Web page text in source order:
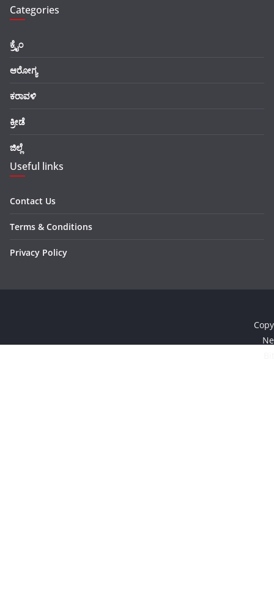
Categories
ಕ್ರೈಂ
ಆರೋಗ್ಯ
ಕರಾವಳಿ
ಕ್ರೀಡೆ
ಜಿಲ್ಲೆ
Useful links
Contact Us
Terms & Conditions
Privacy Policy